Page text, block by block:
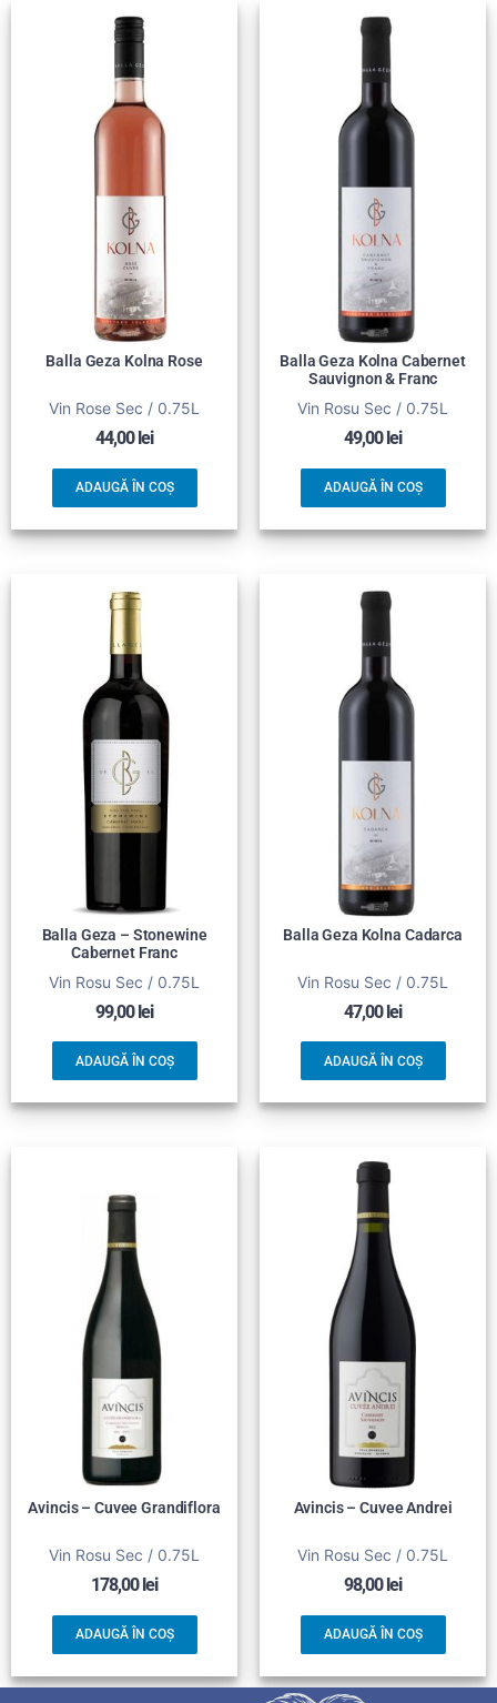
Balla Geza Kolna Rose
Vin Rose Sec / 0.75L
44,00 lei
ADAUGĂ ÎN COȘ
Balla Geza Kolna Cabernet
Sauvignon & Franc
Vin Rosu Sec / 0.75L
49,00 lei
ADAUGĂ ÎN COȘ
Balla Geza – Stonewine
Cabernet Franc
Vin Rosu Sec / 0.75L
99,00lei
ADAUGĂ ÎN COȘ
Balla Geza Kolna Cadarca
Vin Rosu Sec / 0.75L
47,00lei
ADAUGĂ ÎN COȘ
Avincis – Cuvee Grandiflora
Vin Rosu Sec / 0.75L
178,00 lei
ADAUGĂ ÎN COȘ
Avincis – Cuvee Andrei
Vin Rosu Sec / 0.75L
98,00 lei
ADAUGĂ ÎN COȘ